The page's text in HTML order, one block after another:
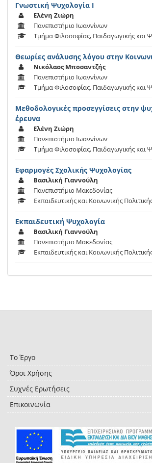
Γνωστική Ψυχολογία Ι
Ελένη Ζιώρη
Πανεπιστήμιο Ιωαννίνων
Τμήμα Φιλοσοφίας, Παιδαγωγικής και
Θεωρίες ανάλυσης λόγου στην
Νικόλαος Μποσαντζής
Πανεπιστήμιο Ιωαννίνων
Τμήμα Φιλοσοφίας, Παιδαγωγικής και
Μεθοδολογικές προσεγγίσεις στην
έρευνα
Ελένη Ζιώρη
Πανεπιστήμιο Ιωαννίνων
Τμήμα Φιλοσοφίας, Παιδαγωγικής και
Eφαρμογές Σχολικής Ψυχολογίας
Βασιλική Γιαννούλη
Πανεπιστήμιο Μακεδονίας
Εκπαιδευτικής και Κοινωνικής
Εκπαιδευτική Ψυχολογία
Βασιλική Γιαννούλη
Πανεπιστήμιο Μακεδονίας
Εκπαιδευτικής και Κοινωνικής
Το Έργο
Όροι Χρήσης
Συχνές Ερωτήσεις
Επικοινωνία